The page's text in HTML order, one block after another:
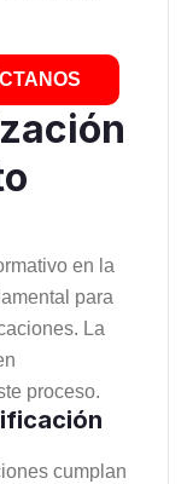
en la
para
La
proceso.
cumplan